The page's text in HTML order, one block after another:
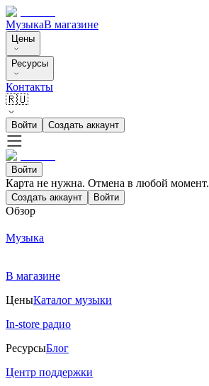
МузыкаВ магазине
Цены
Ресурсы
Контакты
🇷🇺
Войти Создать аккаунт
Войти
Карта не нужна. Отмена в любой момент.
Создать аккаунт Войти
Обзор
Музыка
В магазине
ЦеныКаталог музыки
In-store радио
РесурсыБлог
Центр поддержки